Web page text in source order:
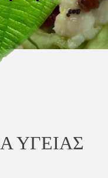
ΥΓΕΙΑΣ